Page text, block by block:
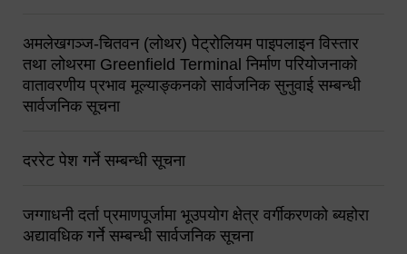
अमलेखगञ्ज-चितवन (लोथर) पेट्रोलियम पाइपलाइन विस्तार
तथा लोथरमा Greenfield Terminal निर्माण परियोजनाको
वातावरणीय प्रभाव मूल्याङ्कनको सार्वजनिक सुनुवाई सम्बन्धी
सार्वजनिक सूचना
दररेट पेश गर्ने सम्बन्धी सूचना
जग्गाधनी दर्ता प्रमाणपूर्जामा भूउपयोग क्षेत्र वर्गीकरणको ब्यहोरा
अद्यावधिक गर्ने सम्बन्धी सार्वजनिक सूचना